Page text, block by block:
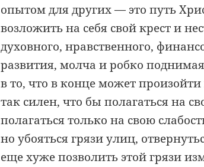
опытом для других — это путь
возложить на себя свой крест и
духовного, нравственного,
развития, молча и робко
в то, что в конце может произойти
так силен, что бы полагаться на
полагаться только на свою
но убояться грязи улиц,
еще хуже позволить этой грязи